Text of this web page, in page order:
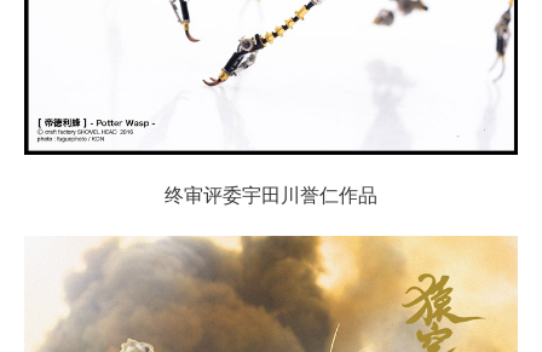
终审评委宇田川誉仁作品